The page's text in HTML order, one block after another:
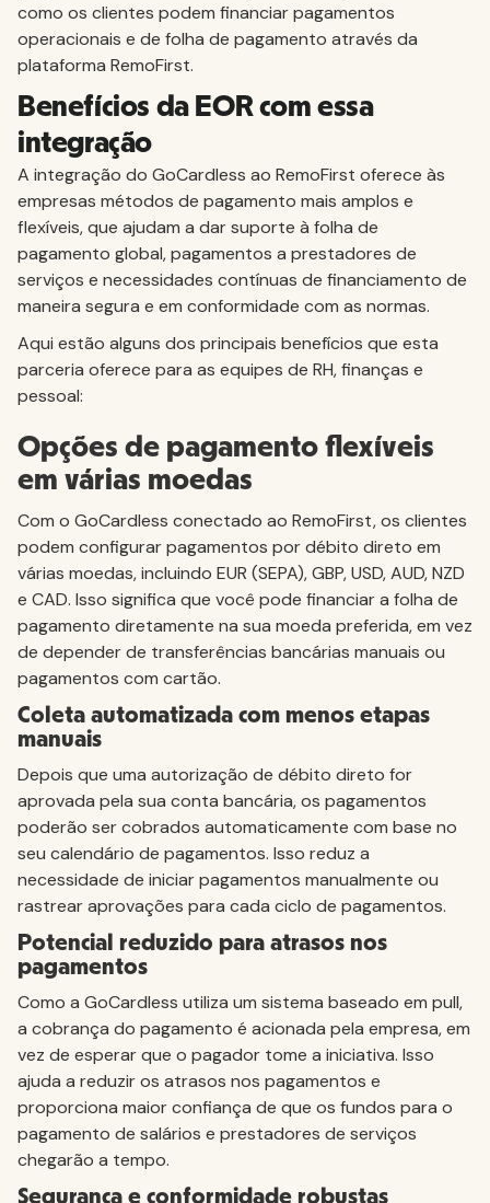
como os clientes podem financiar pagamentos
operacionais e de folha de pagamento através da
plataforma RemoFirst.
Benefícios da EOR com essa
integração
A integração do GoCardless ao RemoFirst oferece às
empresas métodos de pagamento mais amplos e
flexíveis, que ajudam a dar suporte à folha de
pagamento global, pagamentos a prestadores de
serviços e necessidades contínuas de financiamento de
maneira segura e em conformidade com as normas.
Aqui estão alguns dos principais benefícios que esta
parceria oferece para as equipes de RH, finanças e
pessoal:
Opções de pagamento flexíveis
em várias moedas
Com o GoCardless conectado ao RemoFirst, os clientes
podem configurar pagamentos por débito direto em
várias moedas, incluindo EUR (SEPA), GBP, USD, AUD, NZD
e CAD. Isso significa que você pode financiar a folha de
pagamento diretamente na sua moeda preferida, em vez
de depender de transferências bancárias manuais ou
pagamentos com cartão.
Coleta automatizada com menos etapas
manuais
Depois que uma autorização de débito direto for
aprovada pela sua conta bancária, os pagamentos
poderão ser cobrados automaticamente com base no
seu calendário de pagamentos. Isso reduz a
necessidade de iniciar pagamentos manualmente ou
rastrear aprovações para cada ciclo de pagamentos.
Potencial reduzido para atrasos nos
pagamentos
Como a GoCardless utiliza um sistema baseado em pull,
a cobrança do pagamento é acionada pela empresa, em
vez de esperar que o pagador tome a iniciativa. Isso
ajuda a reduzir os atrasos nos pagamentos e
proporciona maior confiança de que os fundos para o
pagamento de salários e prestadores de serviços
chegarão a tempo.
Segurança e conformidade robustas